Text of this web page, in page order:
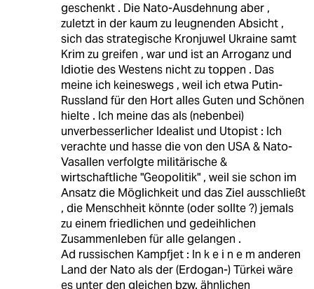
geschenkt . Die Nato-Ausdehnung aber ,
zuletzt in der kaum zu leugnenden Absicht ,
sich das strategische Kronjuwel Ukraine samt
Krim zu greifen , war und ist an Arroganz und
Idiotie des Westens nicht zu toppen . Das
meine ich keineswegs , weil ich etwa Putin-
Russland für den Hort alles Guten und Schönen
hielte . Ich meine das als (nebenbei)
unverbesserlicher Idealist und Utopist : Ich
verachte und hasse die von den USA & Nato-
Vasallen verfolgte militärische &
wirtschaftliche "Geopolitik" , weil sie schon im
Ansatz die Möglichkeit und das Ziel ausschließt
, die Menschheit könnte (oder sollte ?) jemals
zu einem friedlichen und gedeihlichen
Zusammenleben für alle gelangen .
Ad russischen Kampfjet : In k e i n e m anderen
Land der Nato als der (Erdogan-) Türkei wäre
es unter den gleichen bzw. ähnlichen